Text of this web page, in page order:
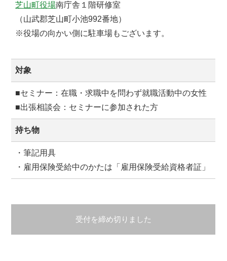
芝山町役場南庁舎１階研修室
（山武郡芝山町小池992番地）
※役場の向かい側に駐車場もございます。
対象
■セミナー：在職・求職中を問わず就職活動中の女性
■出張相談会：セミナーに参加された方
持ち物
・筆記用具
・雇用保険受給中のかたは「雇用保険受給資格者証」
受付を締め切りました